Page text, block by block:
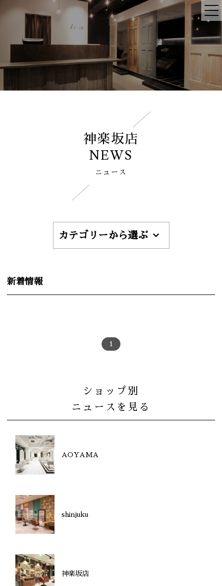
神楽坂店
NEWS
ニュース
カテゴリーから選ぶ
新着情報
1
ショップ別
ニュースを見る
AOYAMA
shinjuku
神楽坂店